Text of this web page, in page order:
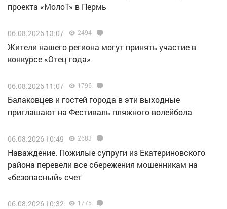
проекта «МолоТ» в Пермь
06.08.2026 13:07 2494
Жители нашего региона могут принять участие в
конкурсе «Отец года»
06.08.2026 11:07 1796
Балаковцев и гостей города в эти выходные
приглашают на Фестиваль пляжного волейбола
06.08.2026 10:49 2683
Наваждение. Пожилые супруги из Екатериновского
района перевели все сбережения мошенникам на
«безопасный» счет
06.08.2026 10:32 1775